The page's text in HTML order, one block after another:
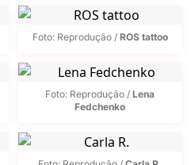
Foto: Reprodução / ROS tattoo
Foto: Reprodução / Lena
Fedchenko